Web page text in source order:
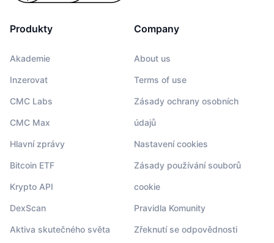
Produkty
Akademie
Inzerovat
CMC Labs
CMC Max
Hlavní zprávy
Bitcoin ETF
Krypto API
DexScan
Aktiva skutečného světa
Company
About us
Terms of use
Zásady ochrany osobních
údajů
Nastavení cookies
Zásady používání souborů
cookie
Pravidla Komunity
Zřeknutí se odpovědnosti